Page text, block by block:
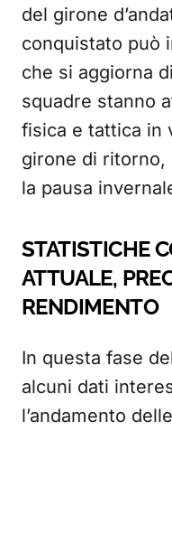
del girone
conquistato può
che si aggiorna
squadre stanno
fisica e tattica in
girone di ritorno,
la pausa
STATISTICHE
ATTUALE,
RENDIMENTO
In questa fase
alcuni dati
l’andamento